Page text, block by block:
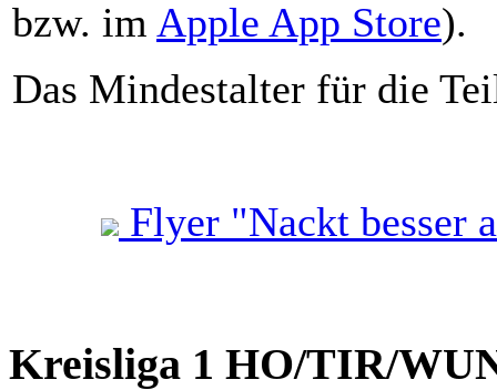
bzw. im Apple App Store).
Das Mindestalter für die
Flyer "Nackt besser
Kreisliga 1 HO/TIR/